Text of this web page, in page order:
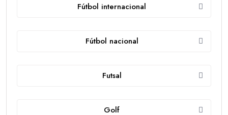
Fútbol internacional
Fútbol nacional
Futsal
Golf